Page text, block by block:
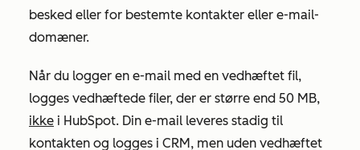
besked eller for bestemte kontakter eller e-mail-
domæner.
Når du logger en e-mail med en vedhæftet fil,
logges vedhæftede filer, der er større end 50 MB,
ikke i HubSpot. Din e-mail leveres stadig til
kontakten og logges i CRM, men uden vedhæftet